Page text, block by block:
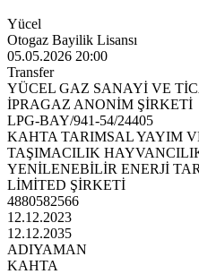
Yücel
Otogaz Bayilik Lisansı
05.05.2026 20:00
Transfer
YÜCEL GAZ SANAYİ VE
İPRAGAZ ANONİM ŞİRKETİ
LPG-BAY/941-54/24405
KAHTA TARIMSAL YAYIM
TAŞIMACILIK
YENİLENEBİLİR ENERJİ
LİMİTED ŞİRKETİ
4880582566
12.12.2023
12.12.2035
ADIYAMAN
KAHTA